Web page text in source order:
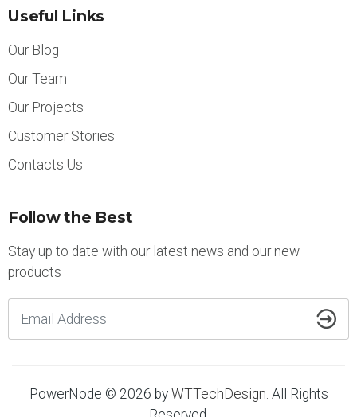
Useful Links
Our Blog
Our Team
Our Projects
Customer Stories
Contacts Us
Follow the Best
Stay up to date with our latest news and our new
products
PowerNode © 2026 by WTTechDesign . All Rights